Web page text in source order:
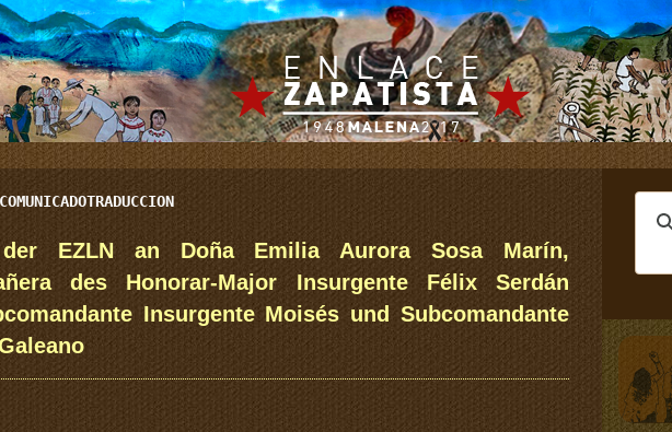
COMUNICADOTRADUCCION
EZLN an Doña Emilia Aurora Sosa Marín,
des Honorar-Major Insurgente Félix Serdán
Insurgente Moisés und Subcomandante